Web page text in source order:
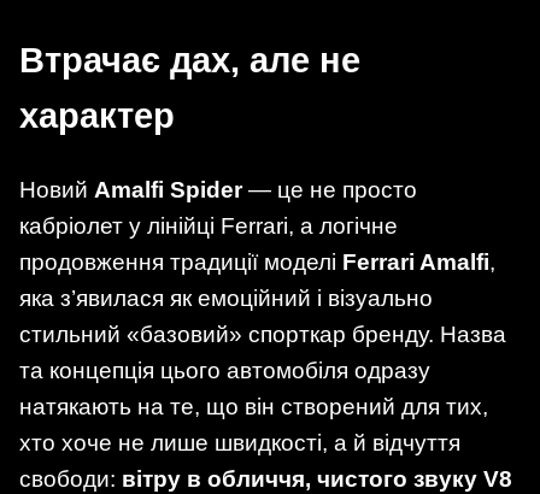
Втрачає дах, але не
характер
Новий Amalfi Spider— це не просто
кабріолет у лінійці Ferrari, а логічне
продовження традиції моделі Ferrari Amalfi,
яка з’явилася як емоційний і візуально
стильний «базовий» спорткар бренду. Назва
та концепція цього автомобіля одразу
натякають на те, що він створений для тих,
хто хоче не лише швидкості, а й відчуття
свободи: вітру в обличчя, чистого звуку V8